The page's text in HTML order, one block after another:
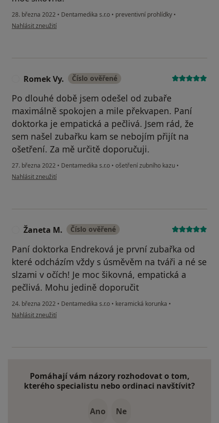
28. března 2022 • Dentamedika s.r.o • preventivní prohlídky •
podle názoru uživatele Janka Bucifalová
Nahlásit zneužití
Romek Vy. Číslo ověřené
Po dlouhé době jsem odešel od zubaře
maximálně spokojen a mile překvapen. Paní
doktorka je empatická a pečlivá. Jsem rád, že
sem našel zubařku kam se nebojím přijít na
ošetření. Za mě určitě doporučuji.
27. března 2022 • Dentamedika s.r.o • ošetření zubního kazu •
podle názoru uživatele Romek Vy.
Nahlásit zneužití
Žaneta M. Číslo ověřené
Paní doktorka Endreková je první zubařka od
které odcházím vždy s úsměvěm na tváři a né se
slzami v očích! Je moc šikovná, empatická a
pečlivá. Mohu jedině doporučit
24. března 2022 • Dentamedika s.r.o • keramická korunka •
podle názoru uživatele Žaneta M.
Nahlásit zneužití
Pomáhají vám názory rozhodovat o tom,
kterého specialistu nebo ordinaci navštívit?
Ano Ne